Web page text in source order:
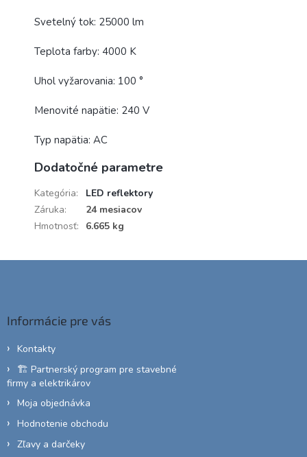
Svetelný tok: 25000 lm
Teplota farby: 4000 K
Uhol vyžarovania: 100 °
Menovité napätie: 240 V
Typ napätia: AC
Dodatočné parametre
Kategória:
LED reflektory
Záruka:
24 mesiacov
Hmotnosť: 6.665 kg
Informácie pre vás
Kontakty
🏗️ Partnerský program pre stavebné
firmy a elektrikárov
Moja objednávka
Hodnotenie obchodu
Zľavy a darčeky